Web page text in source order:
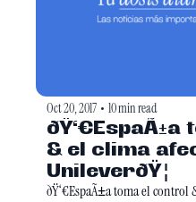
Oct 20, 2017 • 10 min read
& el clima
UnileverðŸ¦
ðŸ‘€EspaÃ±a toma el control